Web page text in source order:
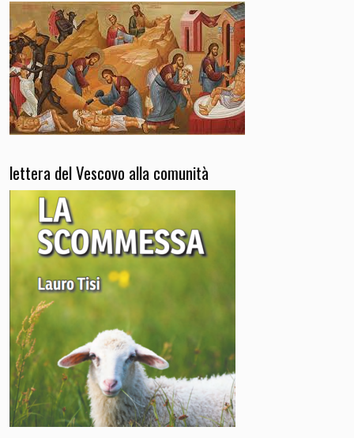
lettera del Vescovo alla comunità